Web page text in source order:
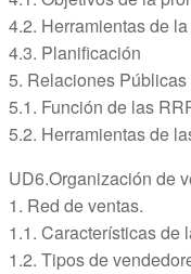
4.2. Herramientas de
4.3. Planificación
5. Relaciones Públicas
5.1. Función de las
5.2. Herramientas de
UD6.Organización de
1. Red de ventas.
1.1. Características de
1.2. Tipos de